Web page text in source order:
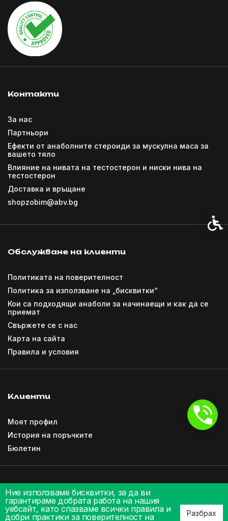
Ние използваме бисквитки, за да ви
гарантираме добрата работа на нашия
уебсайт, като спазваме всички правила и
добри практики за поверителност на
Разбрах
Контакти
За нас
Партньори
Ефекти от анаболните стероиди за мускулна маса за
вашето тяло
Влияние на нивата на тестостерон и ниски нива на
тестостерон
Доставка и връщане
shopzobim@abv.bg
Обслужване на клиенти
Политиката на поверителност
Политика за използване на „бисквитки“
Кои са подходящи анаболи за начинаещи и как да се
приемат
Свържете се с нас
Карта на сайта
Правила и условия
Клиенти
Моят профил
История на поръчките
Бюлетин